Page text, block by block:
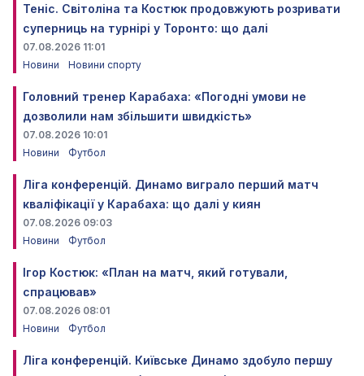
Теніс. Світоліна та Костюк продовжують розривати
суперниць на турнірі у Торонто: що далі
07.08.2026 11:01
Новини
Новини спорту
Головний тренер Карабаха: «Погодні умови не
дозволили нам збільшити швидкість»
07.08.2026 10:01
Новини
Футбол
Ліга конференцій. Динамо виграло перший матч
кваліфікації у Карабаха: що далі у киян
07.08.2026 09:03
Новини
Футбол
Ігор Костюк: «План на матч, який готували,
спрацював»
07.08.2026 08:01
Новини
Футбол
Ліга конференцій. Київське Динамо здобуло першу